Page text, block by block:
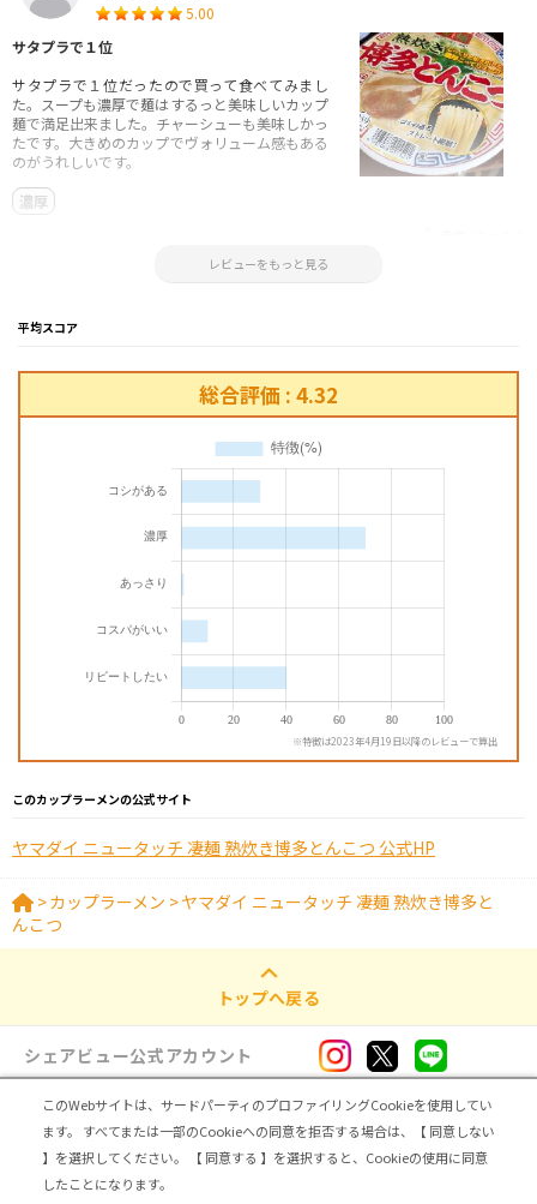
5.00
サタプラで１位
サタプラで１位だったので買って食べてみまし
た。スープも濃厚で麺はするっと美味しいカップ
麺で満足出来ました。チャーシューも美味しかっ
たです。大きめのカップでヴォリューム感もある
のがうれしいです。
濃厚
レビューをもっと見る
平均スコア
総合評価 : 4.32
※特徴は2023年4月19日以降のレビューで算出
このカップラーメンの公式サイト
ヤマダイ ニュータッチ 凄麺 熟炊き博多とんこつ 公式HP
>カップラーメン >ヤマダイ ニュータッチ 凄麺 熟炊き博多と
んこつ
トップへ戻る
シェアビュー公式アカウント
ログイン・新規登録
トップ | シェアビューとは レビュアー向け シェアビューインタビュー | カテゴリ一覧
運営会社 | 個人情報の取扱いについて
このWebサイトは、サードパーティのプロファイリングCookieを使用してい
ます。
すべてまたは一部のCookieへの同意を拒否する場合は、【 同意しない
】を選択してください。
【 同意する 】を選択すると、Cookieの使用に同意
したことになります。